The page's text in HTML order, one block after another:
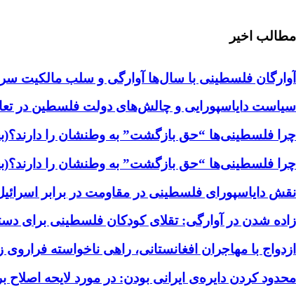
مطالب اخیر
آوارگان فلسطینی با سال‌ها آوارگی و سلب مالكيت
سیاست دایاسپورایی و چالش‌های دولت فلسطین در
چرا فلسطینی‌ها “حق بازگشت” به وطنشان‌ را
چرا فلسطینی‌ها “حق بازگشت” به وطنشان‌ را
نقش دایاسپورای فلسطینی در مقاومت در برابر
زاده شدن در آوارگی: تقلای کودکان فلسطینی برای
ازدواج با مهاجران افغانستانی، راهی ناخواسته فراروی
محدود کردن دایره‌ی ایرانی بودن: در مورد لایحه اصلاح